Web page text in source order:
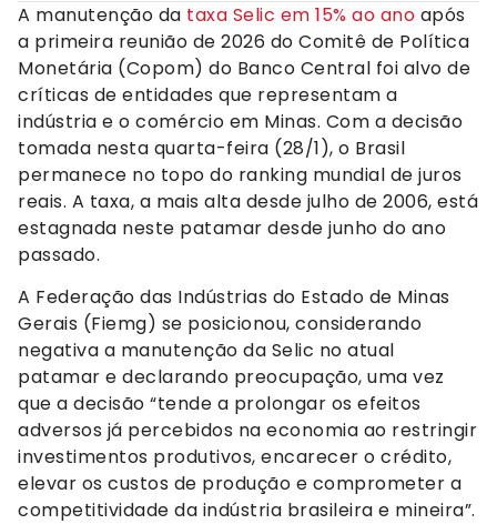
A manutenção da taxa Selic em 15% ao ano após
a primeira reunião de 2026 do Comitê de Política
Monetária (Copom) do Banco Central foi alvo de
críticas de entidades que representam a
indústria e o comércio em Minas. Com a decisão
tomada nesta quarta-feira (28/1), o Brasil
permanece no topo do ranking mundial de juros
reais. A taxa, a mais alta desde julho de 2006, está
estagnada neste patamar desde junho do ano
passado.
A Federação das Indústrias do Estado de Minas
Gerais (Fiemg) se posicionou, considerando
negativa a manutenção da Selic no atual
patamar e declarando preocupação, uma vez
que a decisão “tende a prolongar os efeitos
adversos já percebidos na economia ao restringir
investimentos produtivos, encarecer o crédito,
elevar os custos de produção e comprometer a
competitividade da indústria brasileira e mineira”.